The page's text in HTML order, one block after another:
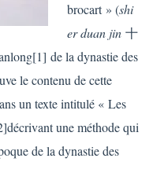
brocart » (shi
er duan jin 十
de la dynastie des
le contenu de cette
un texte intitulé « Les
une méthode qui
de la dynastie des